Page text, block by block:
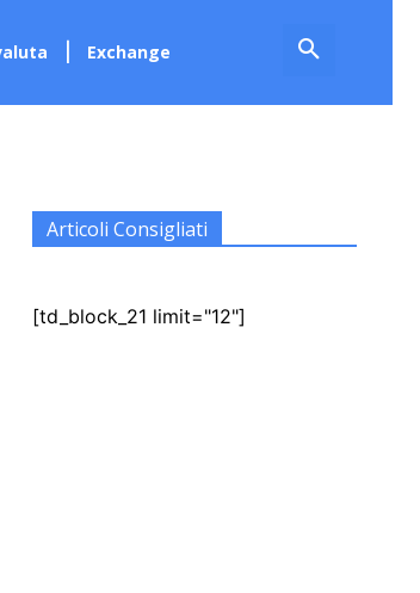
Exchange
Articoli Consigliati
[td_block_21 limit="12"]